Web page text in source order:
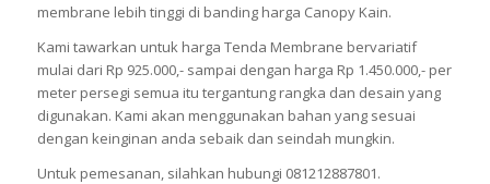
membrane lebih tinggi di banding harga Canopy Kain.
Kami tawarkan untuk harga Tenda Membrane bervariatif
mulai dari Rp 925.000,- sampai dengan harga Rp 1.450.000,- per
meter persegi semua itu tergantung rangka dan desain yang
digunakan. Kami akan menggunakan bahan yang sesuai
dengan keinginan anda sebaik dan seindah mungkin.
Untuk pemesanan, silahkan hubungi 081212887801.